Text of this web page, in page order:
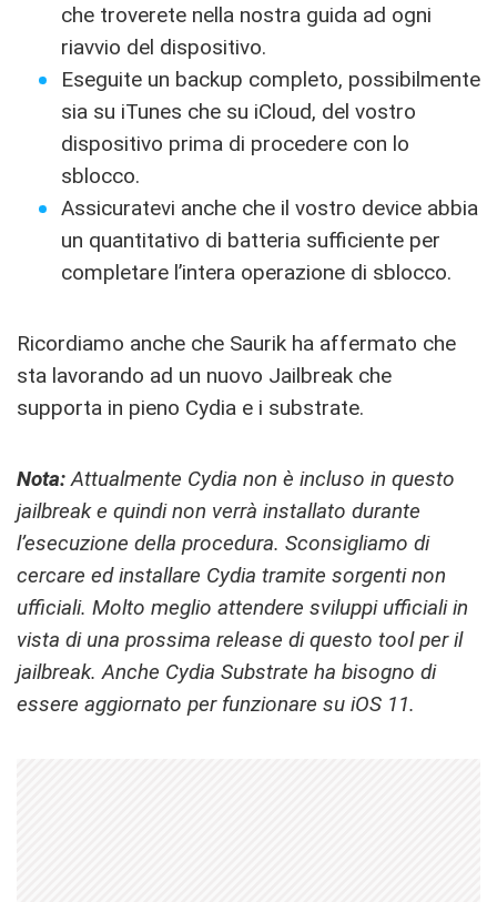
che troverete nella nostra guida ad ogni
riavvio del dispositivo.
Eseguite un backup completo, possibilmente
sia su iTunes che su iCloud, del vostro
dispositivo prima di procedere con lo
sblocco.
Assicuratevi anche che il vostro device abbia
un quantitativo di batteria sufficiente per
completare l’intera operazione di sblocco.
Ricordiamo anche che Saurik ha affermato che
sta lavorando ad un nuovo Jailbreak che
supporta in pieno Cydia e i substrate.
Nota:Attualmente Cydia non è incluso in questo
jailbreak e quindi non verrà installato durante
l’esecuzione della procedura. Sconsigliamo di
cercare ed installare Cydia tramite sorgenti non
ufficiali. Molto meglio attendere sviluppi ufficiali in
vista di una prossima release di questo tool per il
jailbreak. Anche Cydia Substrate ha bisogno di
essere aggiornato per funzionare su iOS 11.